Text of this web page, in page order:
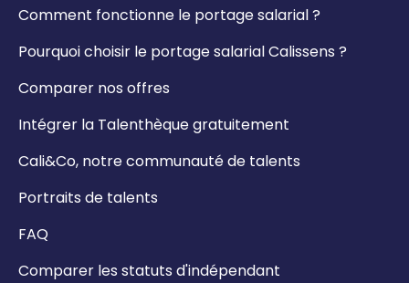
Comment fonctionne le portage salarial ?
Pourquoi choisir le portage salarial Calissens ?
Comparer nos offres
Intégrer la Talenthèque gratuitement
Cali&Co, notre communauté de talents
Portraits de talents
FAQ
Comparer les statuts d'indépendant